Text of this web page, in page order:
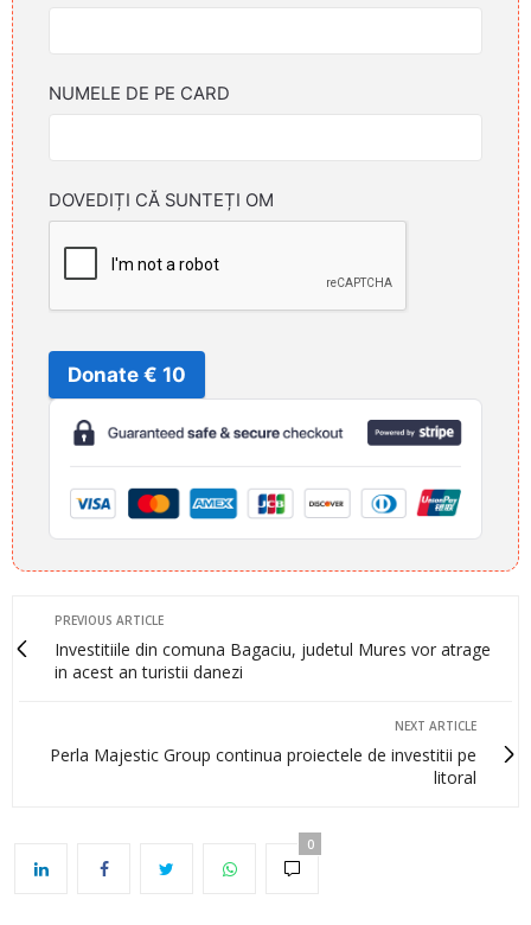
NUMELE DE PE CARD
DOVEDIȚI CĂ SUNTEȚI OM
Donate € 10
PREVIOUS ARTICLE
Investitiile din comuna Bagaciu, judetul Mures vor atrage
in acest an turistii danezi
NEXT ARTICLE
Perla Majestic Group continua proiectele de investitii pe
litoral
0